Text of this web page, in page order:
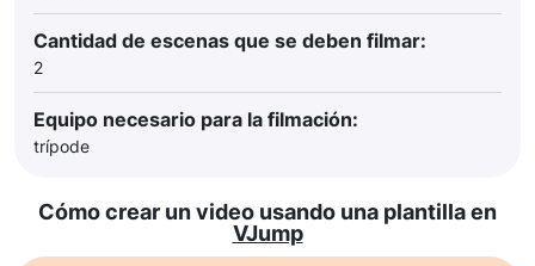
Cantidad de escenas que se deben filmar:
2
Equipo necesario para la filmación:
trípode
Cómo crear un video usando una plantilla en
VJump